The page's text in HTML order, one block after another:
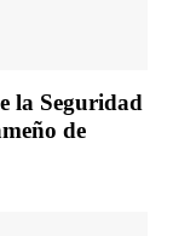
la Seguridad
de